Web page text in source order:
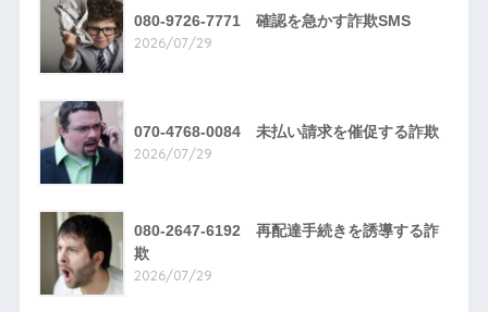
080-9726-7771 確認を急かす詐欺SMS
2026/07/29
070-4768-0084 未払い請求を催促する詐欺
2026/07/29
080-2647-6192 再配達手続きを誘導する詐
欺
2026/07/29